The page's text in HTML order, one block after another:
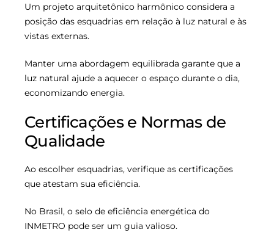
Um projeto arquitetônico harmônico considera a
posição das esquadrias em relação à luz natural e às
vistas externas.
Manter uma abordagem equilibrada garante que a
luz natural ajude a aquecer o espaço durante o dia,
economizando energia.
Certificações e Normas de
Qualidade
Ao escolher esquadrias, verifique as certificações
que atestam sua eficiência.
No Brasil, o selo de eficiência energética do
INMETRO pode ser um guia valioso.